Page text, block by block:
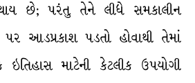
છે; પરંતુ તેને લીધે સમકાલીન
પર આડપ્રકાશ પડતો હોવાથી તેમાં
ઇતિહાસ માટેની કેટલીક ઉપયોગી